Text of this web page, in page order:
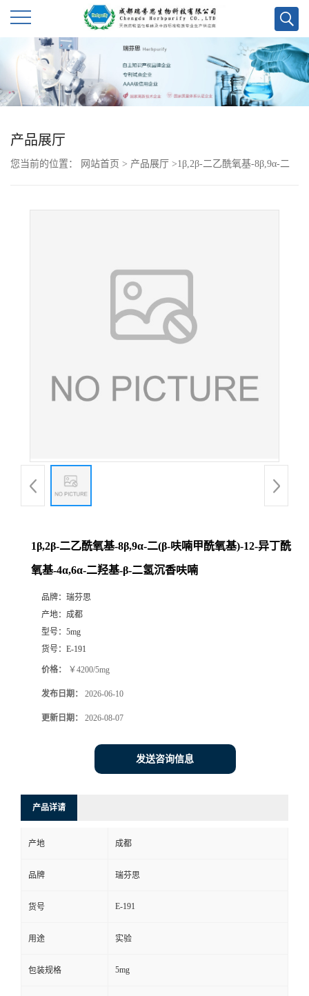
产
厅
方
式
产品展厅
您当前的位置： 网站首页 > 产品展厅 >1β,2β-二乙酰氧基-8β,9α-二
1β,2β-二乙酰氧基-8β,9α-二(β-呋喃甲酰氧基)-12-异丁酰
氧基-4α,6α-二羟基-β-二氢沉香呋喃
品牌： 瑞芬思
产地： 成都
型号： 5mg
货号： E-191
价格： ￥4200/5mg
发布日期： 2026-06-10
更新日期： 2026-08-07
发送咨询信息
产品详请
产地 成都
品牌 瑞芬思
货号 E-191
用途 实验
包装规格 5mg